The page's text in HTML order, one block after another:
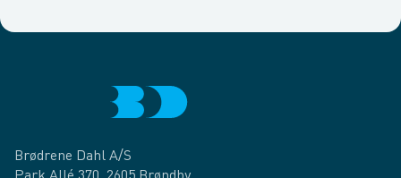
Brødrene Dahl A/S